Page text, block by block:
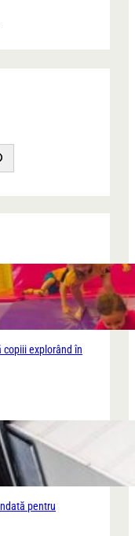
copiii explorând în
pentru